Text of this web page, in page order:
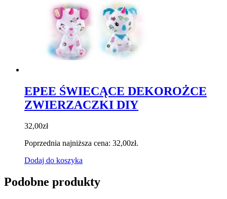
EPEE ŚWIECĄCE DEKOROŻCE
ZWIERZACZKI DIY
32,00zł
Poprzednia najniższa cena: 32,00zł.
Dodaj do koszyka
Podobne produkty